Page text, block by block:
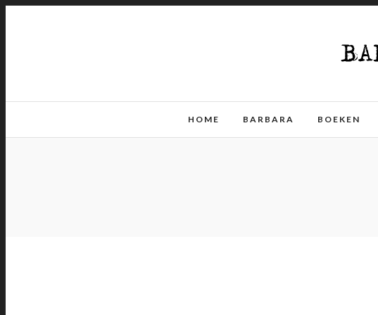
HOME BARBARA BOEKEN